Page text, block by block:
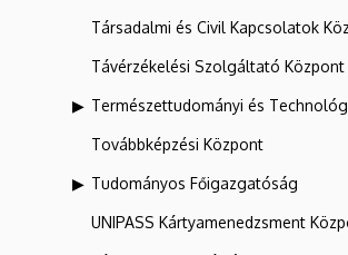
Társadalmi és Civil Kapcsolatok
Távérzékelési Szolgáltató Központ
Természettudományi és
Továbbképzési Központ
Tudományos Főigazgatóság
UNIPASS Kártyamenedzsment